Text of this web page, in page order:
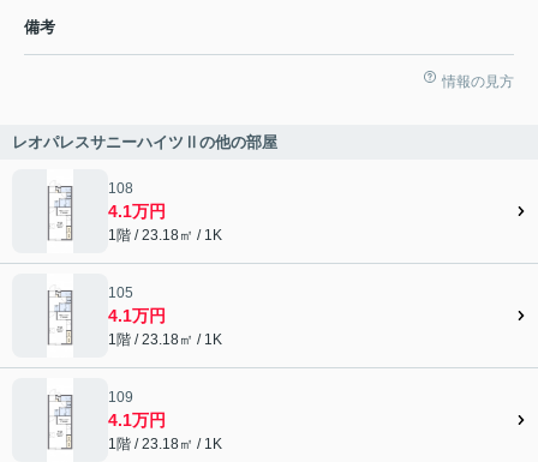
備考
情報の見方
レオパレスサニーハイツⅡの他の部屋
108
4.1万円
1階 / 23.18㎡ / 1K
105
4.1万円
1階 / 23.18㎡ / 1K
109
4.1万円
1階 / 23.18㎡ / 1K